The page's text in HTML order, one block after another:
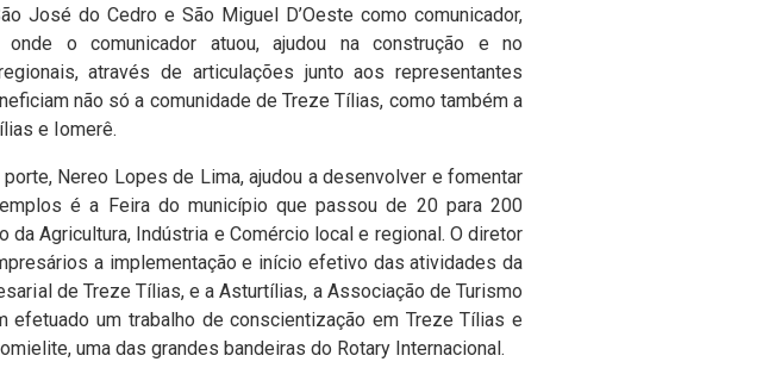
José do Cedro e São Miguel D’Oeste como comunicador,
o comunicador atuou, ajudou na construção e no
através de articulações junto aos representantes
não só a comunidade de Treze Tílias, como também a
e Iomerê.
Nereo Lopes de Lima, ajudou a desenvolver e fomentar
é a Feira do município que passou de 20 para 200
Agricultura, Indústria e Comércio local e regional. O diretor
a implementação e início efetivo das atividades da
de Treze Tílias, e a Asturtílias, a Associação de Turismo
um trabalho de conscientização em Treze Tílias e
uma das grandes bandeiras do Rotary Internacional.